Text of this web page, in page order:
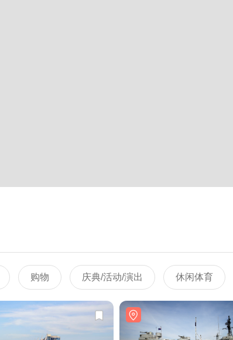
购物 庆典/活动/演出 休闲体育